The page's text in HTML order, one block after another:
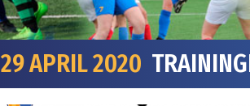
29 APRIL 2020